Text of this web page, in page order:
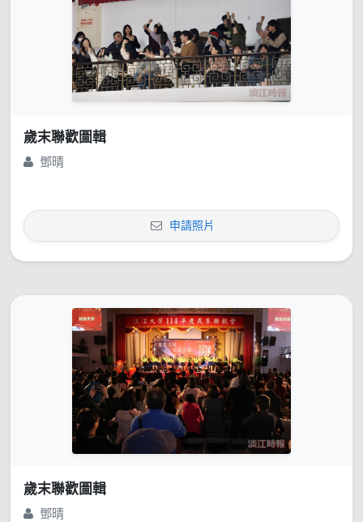
歲末聯歡圖輯
鄧晴
申請照片
歲末聯歡圖輯
鄧晴